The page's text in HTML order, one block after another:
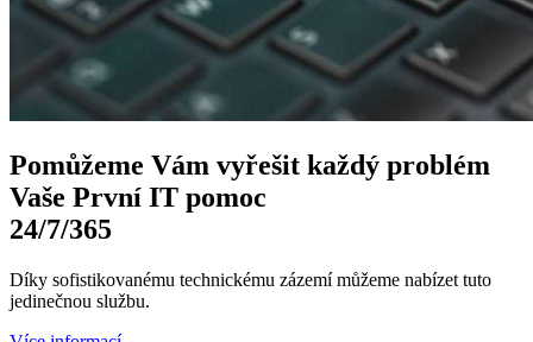
Pomůžeme Vám vyřešit každý problém
Vaše První IT pomoc
24/7/365
Díky sofistikovanému technickému zázemí můžeme nabízet tuto
jedinečnou službu.